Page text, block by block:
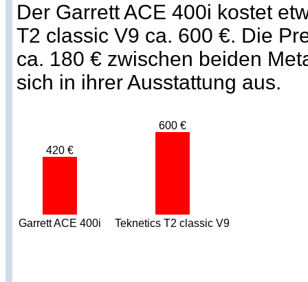
Der Garrett ACE 400i kostet
T2 classic V9 ca. 600 €. Die
ca. 180 € zwischen beiden
sich in ihrer Ausstattung aus.
420 €
600 €
Garrett ACE 400i Teknetics T2 classic V9